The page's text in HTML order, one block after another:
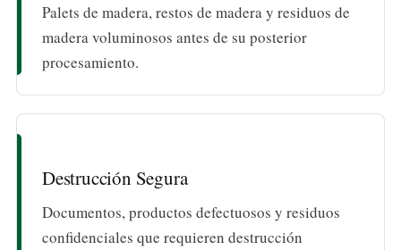
Palets de madera, restos de madera y residuos de
madera voluminosos antes de su posterior
procesamiento.
Destrucción Segura
Documentos, productos defectuosos y residuos
confidenciales que requieren destrucción